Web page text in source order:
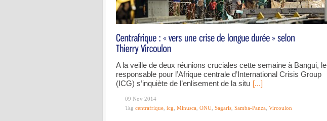
A la veille de deux réunions cruciales cette semaine à Bangui, le
responsable pour l’Afrique centrale d’International Crisis Group
(ICG) s’inquiète de l’enlisement de la situ [...]
09 Nov 2014
Tag centrafrique icg Minusca ONU Sagaris Samba-Panza Vircoulon